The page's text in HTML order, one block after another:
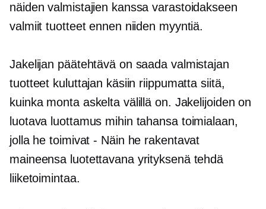
näiden valmistajien kanssa varastoidakseen
valmiit tuotteet ennen niiden myyntiä.
Jakelijan päätehtävä on saada valmistajan
tuotteet kuluttajan käsiin riippumatta siitä,
kuinka monta askelta välillä on. Jakelijoiden on
luotava luottamus mihin tahansa toimialaan,
jolla he toimivat- Näin he rakentavat
maineensa luotettavana yrityksenä tehdä
liiketoimintaa.